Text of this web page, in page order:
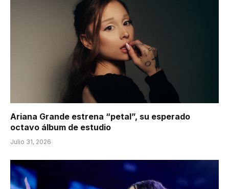
Ariana Grande estrena “petal”, su esperado
octavo álbum de estudio
Julio 31, 2026